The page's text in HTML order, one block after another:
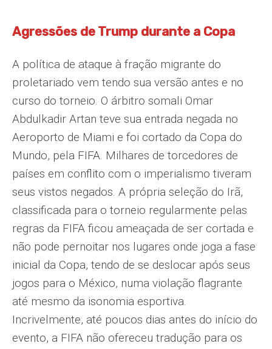
Agressões de Trump durante a Copa
A política de ataque à fração migrante do
proletariado vem tendo sua versão antes e no
curso do torneio. O árbitro somali Omar
Abdulkadir Artan teve sua entrada negada no
Aeroporto de Miami e foi cortado da Copa do
Mundo, pela FIFA. Milhares de torcedores de
países em conflito com o imperialismo tiveram
seus vistos negados. A própria seleção do Irã,
classificada para o torneio regularmente pelas
regras da FIFA ficou ameaçada de ser cortada e
não pode pernoitar nos lugares onde joga a fase
inicial da Copa, tendo de se deslocar após seus
jogos para o México, numa violação flagrante
até mesmo da isonomia esportiva.
Incrivelmente, até poucos dias antes do início do
evento, a FIFA não ofereceu tradução para os